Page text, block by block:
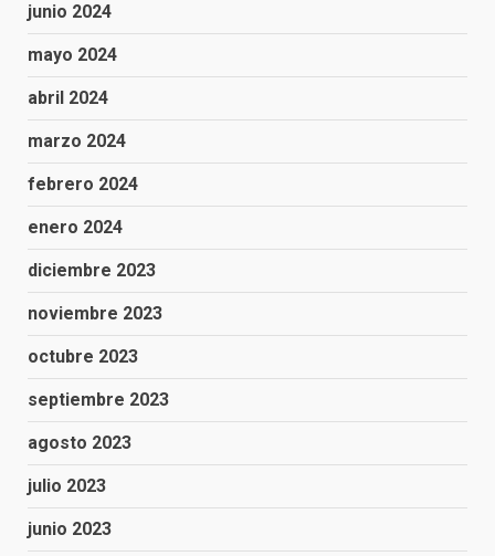
junio 2024
mayo 2024
abril 2024
marzo 2024
febrero 2024
enero 2024
diciembre 2023
noviembre 2023
octubre 2023
septiembre 2023
agosto 2023
julio 2023
junio 2023